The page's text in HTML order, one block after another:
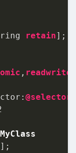
retain];
, readwrite
@selector
MyClass
];